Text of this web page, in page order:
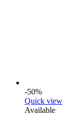
-50%
Quick view
Available